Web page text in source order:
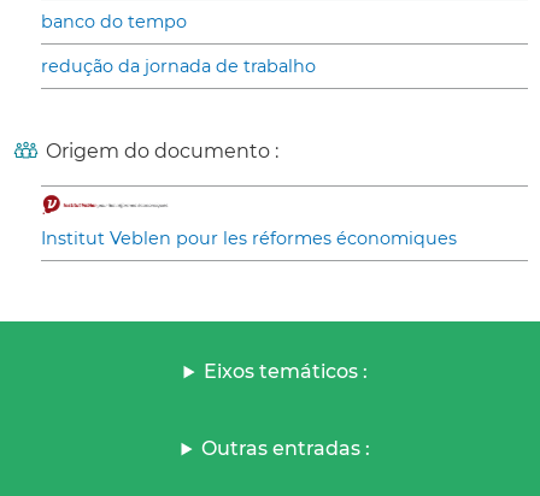
banco do tempo
redução da jornada de trabalho
Origem do documento :
Institut Veblen pour les réformes économiques
Eixos temáticos :
Outras entradas :